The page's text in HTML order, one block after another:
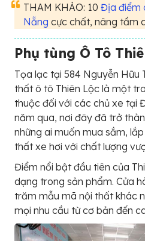
THAM KHẢO: 10 Địa điểm
Nẵng cực chất, nâng tầm
Phụ tùng Ô Tô
Tọa lạc tại 584 Nguyễn Hữu
thất ô tô Thiên Lộc là một
thuộc đối với các chủ xe tại
năm qua, nơi đây đã trở
những ai muốn mua sắm,
thất xe hơi với chất lượng
Điểm nổi bật đầu tiên của
dạng trong sản phẩm. Cửa
trăm mẫu mã nội thất khác
mọi nhu cầu từ cơ bản đến